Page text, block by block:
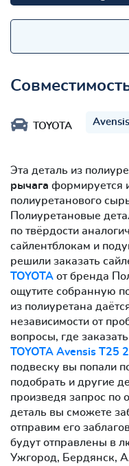
TOYOTA
Эта деталь из
рычага формируется
полиуретанового
Полиуретановые
по твёрдости
сайлентблокам и
решили заказать
TOYOTA от бренда
ощутите собранную
из полиуретана
независимости от
вопросы, где
TOYOTA Avensis T25
подвеску вы попали
подобрать и другие
произведя запрос
деталь вы сможете
отправим его
будут отправлены в
Ужгород, Бердянск,